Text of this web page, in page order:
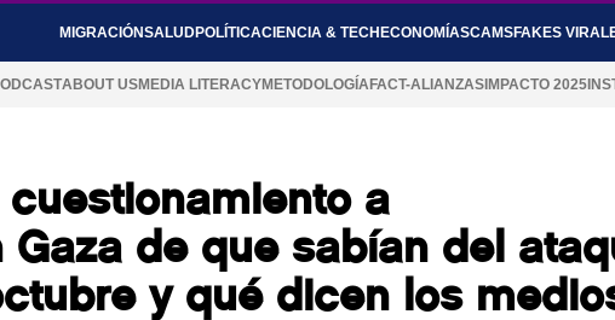
MIGRACIÓNSALUDPOLÍTICACIENCIA & TECH ECONOMÍASCAMSFAKES
ABOUT USMEDIA LITERACYMETODOLOGÍA FACT-ALIANZASIMPACTO 2025
a
de que sabían del
y qué dicen los